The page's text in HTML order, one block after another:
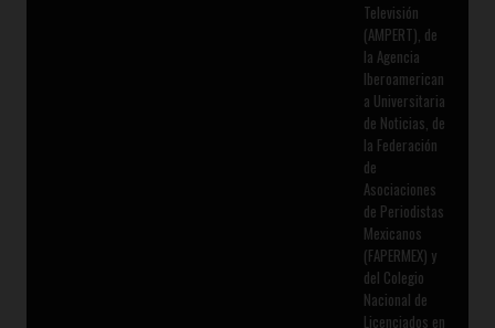
Televisión
(AMPERT), de
la Agencia
Iberoamerican
a Universitaria
de Noticias, de
la Federación
de
Asociaciones
de Periodistas
Mexicanos
(FAPERMEX) y
del Colegio
Nacional de
Licenciados en